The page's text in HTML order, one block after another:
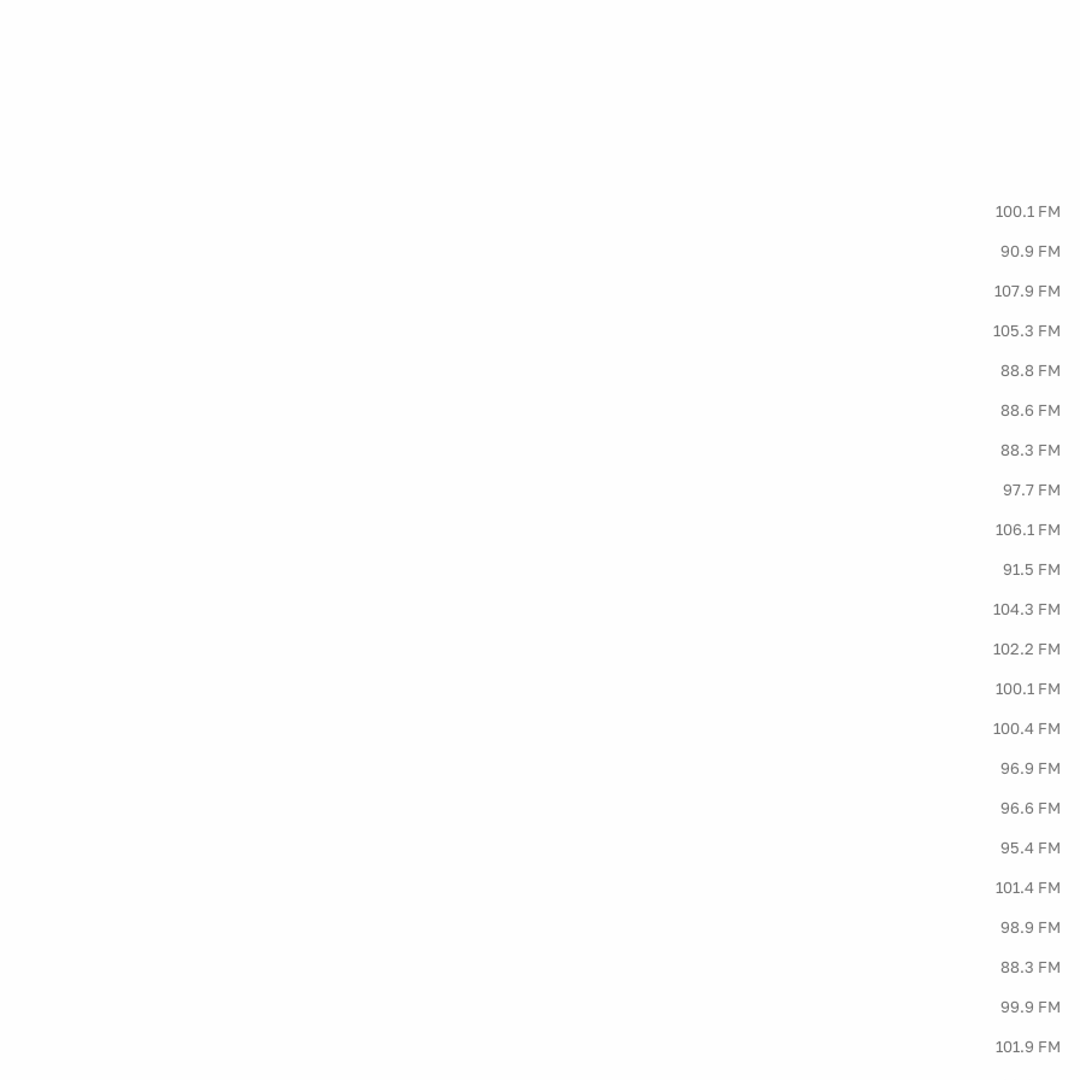
100.1 FM
90.9 FM
107.9 FM
105.3 FM
88.8 FM
88.6 FM
88.3 FM
97.7 FM
106.1 FM
91.5 FM
104.3 FM
102.2 FM
100.1 FM
100.4 FM
96.9 FM
96.6 FM
95.4 FM
101.4 FM
98.9 FM
88.3 FM
99.9 FM
101.9 FM